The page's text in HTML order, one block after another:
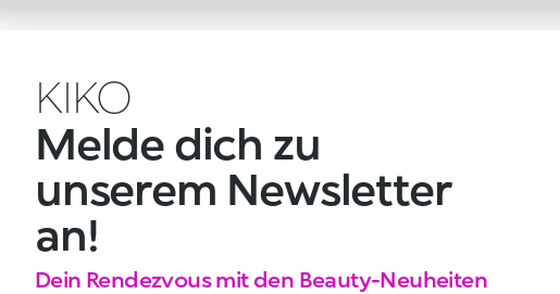
KIKO
Melde dich zu
unserem Newsletter
an!
Dein Rendezvous mit den Beauty-Neuheiten